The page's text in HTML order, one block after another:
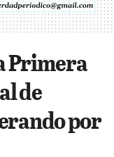
Primera
de
por